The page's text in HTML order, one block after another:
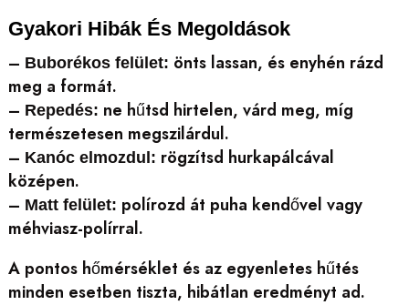
Gyakori Hibák És Megoldások
– Buborékos felület: önts lassan, és enyhén rázd
meg a formát.
– Repedés: ne hűtsd hirtelen, várd meg, míg
természetesen megszilárdul.
– Kanóc elmozdul: rögzítsd hurkapálcával
középen.
– Matt felület: polírozd át puha kendővel vagy
méhviasz-polírral.
A pontos hőmérséklet és az egyenletes hűtés
minden esetben tiszta, hibátlan eredményt ad.